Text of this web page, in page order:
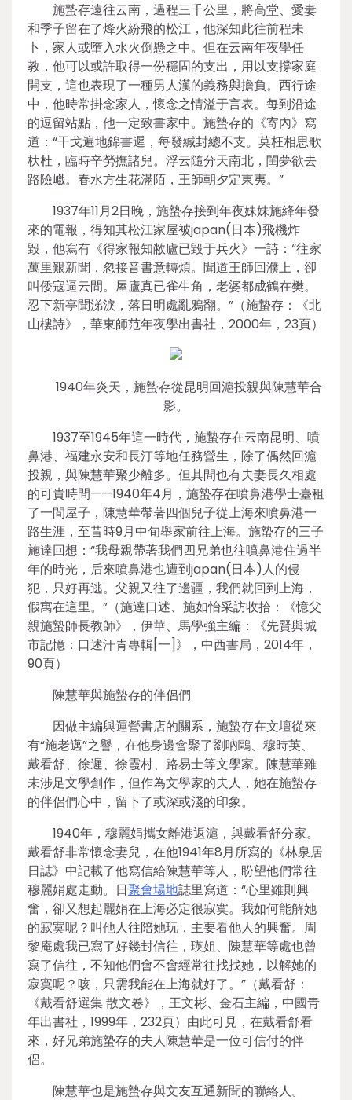
施蟄存遠往云南，過程三千公里，將高堂、愛妻
和季子留在了烽火紛飛的松江，他深知此往前程未
卜，家人或墮入水火倒懸之中。但在云南年夜學任
教，他可以或許取得一份穩固的支出，用以支撐家庭
開支，這也表現了一種男人漢的義務與擔負。西行途
中，他時常掛念家人，懷念之情溢于言表。每到沿途
的逗留站點，他一定致書家中。施蟄存的《寄內》寫
道：“干戈遍地錦書遲，每發緘封總不支。莫枉相思歌
杕杜，臨時辛勞撫諸兒。浮云隨分天南北，閨夢欲去
路險巇。春水方生花滿陌，王師朝夕定東夷。”
1937年11月2日晚，施蟄存接到年夜妹妹施絳年發
來的電報，得知其松江家屋被japan(日本)飛機炸
毀，他寫有《得家報知敝廬已毀于兵火》一詩：“往家
萬里艱新聞，忽接音書意轉煩。聞道王師回濮上，卻
叫倭寇逼云間。屋廬真已雀生角，老婆都成鶴在樊。
忍下新亭聞涕淚，落日明處亂鴉翻。”（施蟄存：《北
山樓詩》，華東師范年夜學出書社，2000年，23頁）
1940年炎天，施蟄存從昆明回滬投親與陳慧華合
影。
1937至1945年這一時代，施蟄存在云南昆明、噴
鼻港、福建永安和長汀等地任務營生，除了偶然回滬
投親，與陳慧華聚少離多。但其間也有夫妻長久相處
的可貴時間——1940年4月，施蟄存在噴鼻港學士臺租
了一間屋子，陳慧華帶著四個兒子從上海來噴鼻港一
路生涯，至昔時9月中旬舉家前往上海。施蟄存的三子
施達回想：“我母親帶著我們四兄弟也往噴鼻港住過半
年的時光，后來噴鼻港也遭到japan(日本)人的侵
犯，只好再逃。父親又往了邊疆，我們就回到上海，
假寓在這里。”（施達口述、施如怡采訪收拾：《憶父
親施蟄師長教師》，伊華、馬學強主編：《先賢與城
市記憶：口述汗青專輯[一]》，中西書局，2014年，
90頁）
陳慧華與施蟄存的伴侶們
因做主編與運營書店的關系，施蟄存在文壇從來
有“施老邁”之譽，在他身邊會聚了劉吶鷗、穆時英、
戴看舒、徐遲、徐霞村、路易士等文學家。陳慧華雖
未涉足文學創作，但作為文學家的夫人，她在施蟄存
的伴侶們心中，留下了或深或淺的印象。
1940年，穆麗娟攜女離港返滬，與戴看舒分家。
戴看舒非常懷念妻兒，在他1941年8月所寫的《林泉居
日誌》中記載了他寫信給陳慧華等人，盼望他們常往
穆麗娟處走動。日聚會場地誌里寫道：“心里雖則興
奮，卻又想起麗娟在上海必定很寂寞。我如何能解她
的寂寞呢？叫他人往陪她玩，主要看他人的興奮。周
黎庵處我已寫了好幾封信往，瑛姐、陳慧華等處也曾
寫了信往，不知他們會不會經常往找找她，以解她的
寂寞呢？咳，只需我能在上海就好了。”（戴看舒：
《戴看舒選集 散文卷》，王文彬、金石主編，中國青
年出書社，1999年，232頁）由此可見，在戴看舒看
來，好兄弟施蟄存的夫人陳慧華是一位可信付的伴
侶。
陳慧華也是施蟄存與文友互通新聞的聯絡人。